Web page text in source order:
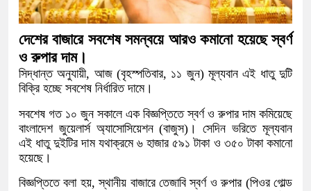
আনুষ্ঠানিক উদ্বোধন
পূর্বধলায় কেন্দ্রীয় মন্দিরের ৭১ সদস্যের
হস্তান্তর
দেশের বাজারে সবশেষ সমন্বয়ে আরও কমানো হয়েছে স্বর্ণ
ও রুপার দাম।
সিদ্ধান্ত অনুযায়ী, আজ (বৃহস্পতিবার, ১১ জুন) মূল্যবান এই ধাতু দুটি
বিক্রি হচ্ছে সবশেষ নির্ধারিত দামে।
সবশেষ গত ১০ জুন সকালে এক বিজ্ঞপ্তিতে স্বর্ণ ও রুপার দাম কমিয়েছে
বাংলাদেশ জুয়েলার্স অ্যাসোসিয়েশন (বাজুস)। সেদিন ভরিতে মূল্যবান
এই ধাতু দুইটির দাম যথাক্রমে ৬ হাজার ৫৯১ টাকা ও ৩৫০ টাকা কমানো
হয়েছে।
বিজ্ঞপ্তিতে বলা হয়, স্থানীয় বাজারে তেজাবি স্বর্ণ ও রুপার (পিওর গোল্ড